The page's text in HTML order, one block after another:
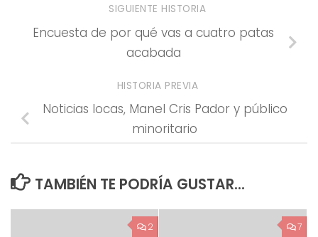
SIGUIENTE HISTORIA
Encuesta de por qué vas a cuatro patas
acabada
HISTORIA PREVIA
Noticias locas, Manel Cris Pador y público
minoritario
TAMBIÉN TE PODRÍA GUSTAR...
2 7